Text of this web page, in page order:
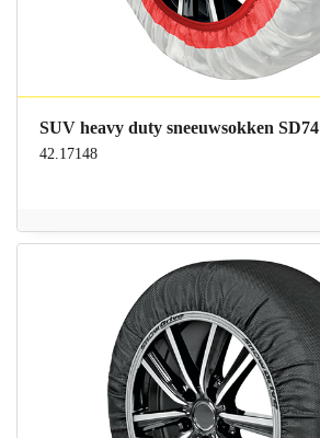
SUV heavy duty sneeuwsokken SD74
42.17148